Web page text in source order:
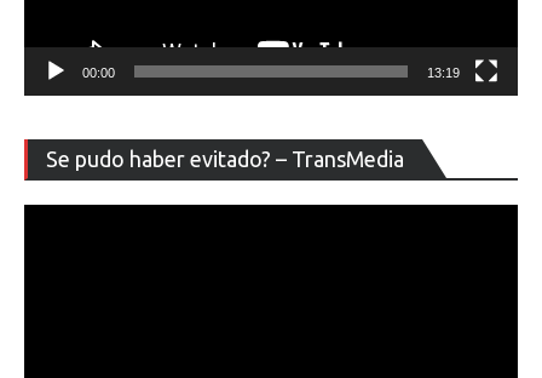
00:00 13:19
Se pudo haber evitado? – TransMedia
de